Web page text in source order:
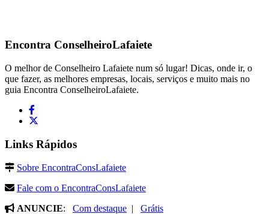
Encontra ConselheiroLafaiete
O melhor de Conselheiro Lafaiete num só lugar! Dicas, onde ir, o
que fazer, as melhores empresas, locais, serviços e muito mais no
guia Encontra ConselheiroLafaiete.
Links Rápidos
Sobre EncontraConsLafaiete
Fale com o EncontraConsLafaiete
ANUNCIE: Com destaque | Grátis